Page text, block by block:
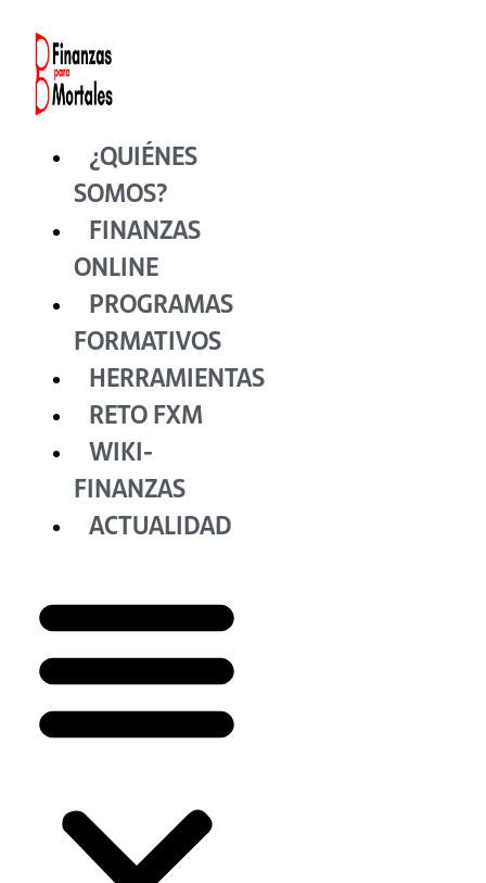
contenido
¿QUIÉNES
SOMOS?
FINANZAS
ONLINE
PROGRAMAS
FORMATIVOS
HERRAMIENTAS
RETO FXM
WIKI-
FINANZAS
ACTUALIDAD